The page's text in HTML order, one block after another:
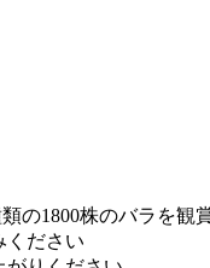
の1800株のバラを観
ださい